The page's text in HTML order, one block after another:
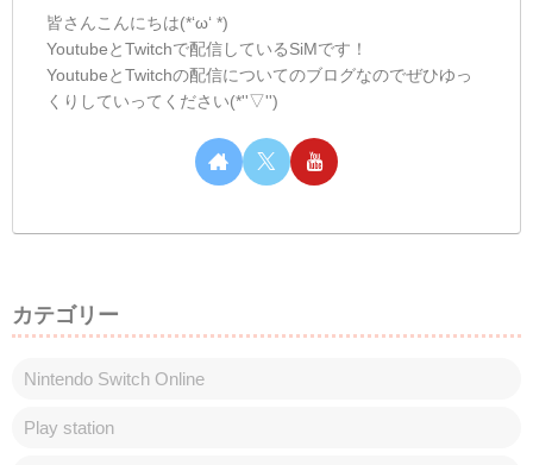
皆さんこんにちは(*‘ω‘ *)
YoutubeとTwitchで配信しているSiMです！
YoutubeとTwitchの配信についてのブログなのでぜひゆっ
くりしていってください(*''▽'')
カテゴリー
Nintendo Switch Online
Play station